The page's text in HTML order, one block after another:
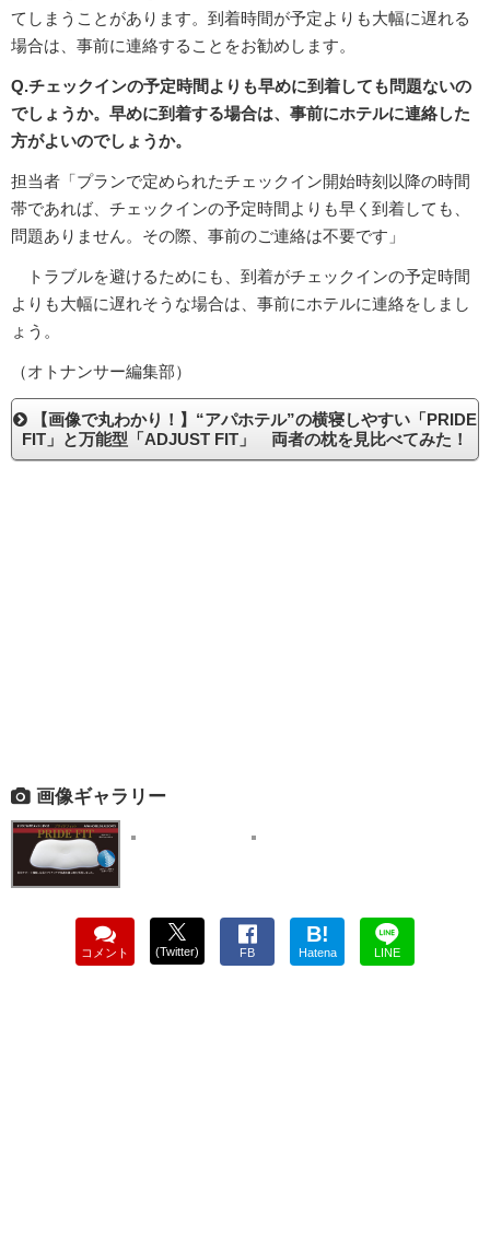
てしまうことがあります。到着時間が予定よりも大幅に遅れる
場合は、事前に連絡することをお勧めします。
Q.チェックインの予定時間よりも早めに到着しても問題ないの
でしょうか。早めに到着する場合は、事前にホテルに連絡した
方がよいのでしょうか。
担当者「プランで定められたチェックイン開始時刻以降の時間
帯であれば、チェックインの予定時間よりも早く到着しても、
問題ありません。その際、事前のご連絡は不要です」
トラブルを避けるためにも、到着がチェックインの予定時間
よりも大幅に遅れそうな場合は、事前にホテルに連絡をしまし
ょう。
（オトナンサー編集部）
【画像で丸わかり！】“アパホテル”の横寝しやすい「PRIDE
FIT」と万能型「ADJUST FIT」 両者の枕を見比べてみた！
画像ギャラリー
コメント (Twitter) FB
B!
Hatena LINE